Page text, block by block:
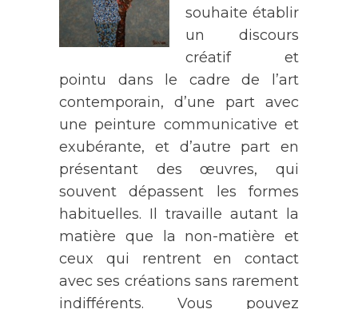
souhaite établir
un discours
créatif et
pointu dans le cadre de l’art
contemporain, d’une part avec
une peinture communicative et
exubérante, et d’autre part en
présentant des œuvres, qui
souvent dépassent les formes
habituelles. Il travaille autant la
matière que la non-matière et
ceux qui rentrent en contact
avec ses créations sans rarement
indifférents. Vous pouvez